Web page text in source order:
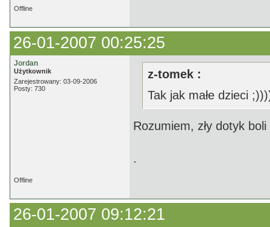
Offline
26-01-2007 00:25:25
Jordan
Użytkownik
Zarejestrowany: 03-09-2006
Posty: 730
z-tomek :
Tak jak małe dzieci
Rozumiem, zły dotyk
.
Offline
26-01-2007 09:12:21